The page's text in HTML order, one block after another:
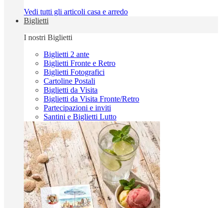
Vedi tutti gli articoli casa e arredo
Biglietti
I nostri Biglietti
Biglietti 2 ante
Biglietti Fronte e Retro
Biglietti Fotografici
Cartoline Postali
Biglietti da Visita
Biglietti da Visita Fronte/Retro
Partecipazioni e inviti
Santini e Biglietti Lutto